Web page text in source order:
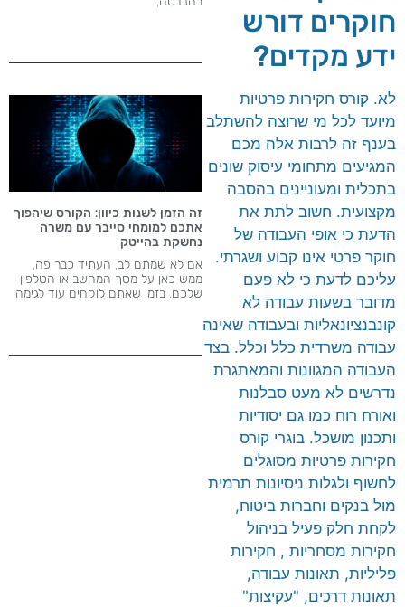
חוקרים דורש
ידע מקדים?
לא. קורס חקירות פרטיות
מיועד לכל מי שרוצה להשתלב
בענף זה לרבות אלה מכם
המגיעים מתחומי עיסוק שונים
בתכלית ומעוניינים בהסבה
מקצועית. חשוב לתת את
הדעת כי אופי העבודה של
חוקר פרטי אינו קבוע ושגרתי.
עליכם לדעת כי לא פעם
מדובר בשעות עבודה לא
קונבנציונאליות ובעבודה שאינה
עבודה משרדית כלל וכלל. בצד
העבודה המגוונות והמאתגרת
נדרשים לא מעט סבלנות
ואורח רוח כמו גם יסודיות
ותכנון מושכל. בוגרי קורס
חקירות פרטיות מסוגלים
לחשוף ולגלות ניסיונות תרמית
מול בנקים וחברות ביטוח,
לקחת חלק פעיל בניהול
חקירות מסחריות , חקירות
פליליות, תאונות עבודה,
תאונות דרכים, "עקיצות"
זה הזמן לשנות כיוון: הקורס שיהפוך
אתכם למומחי סייבר עם משרה
נחשקת בהייטק
אם לא שמתם לב, העתיד כבר פה,
ממש כאן על מסך המחשב או הטלפון
שלכם. בזמן שאתם לוקחים עוד לגימה